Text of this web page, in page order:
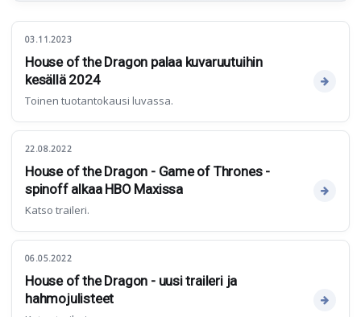
03.11.2023
House of the Dragon palaa kuvaruutuihin
kesällä 2024
Toinen tuotantokausi luvassa.
22.08.2022
House of the Dragon - Game of Thrones -
spinoff alkaa HBO Maxissa
Katso traileri.
06.05.2022
House of the Dragon - uusi traileri ja
hahmojulisteet